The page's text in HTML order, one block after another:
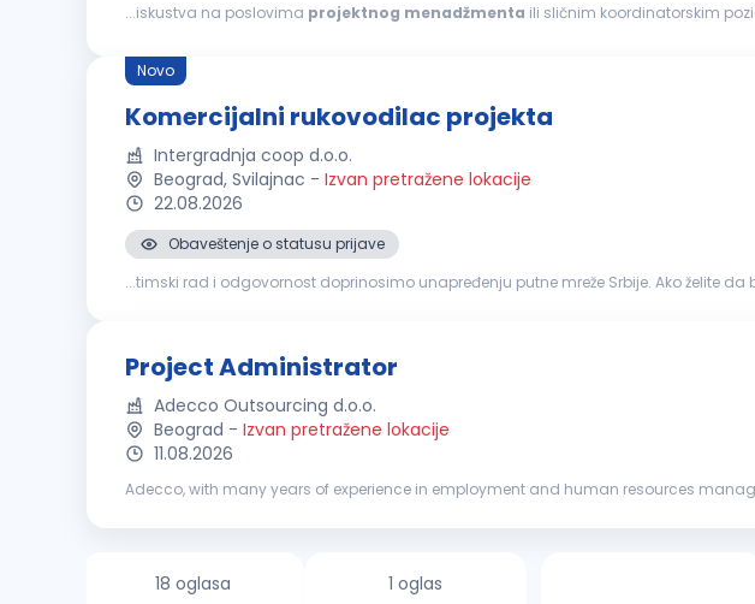
...iskustva na poslovima projektnog menadžmenta ili sličnim koordinatorskim
Novo
Komercijalni rukovodilac projekta
Intergradnja coop d.o.o.
Beograd, Svilajnac - Izvan pretražene lokacije
22.08.2026
Obaveštenje o statusu prijave
...timski rad i odgovornost doprinosimo unapređenju putne mreže Srbije. Ako želite
Project Administrator
Adecco Outsourcing d.o.o.
Beograd - Izvan pretražene lokacije
11.08.2026
Adecco, with many years of experience in employment and human resources
18 oglasa 1 oglas